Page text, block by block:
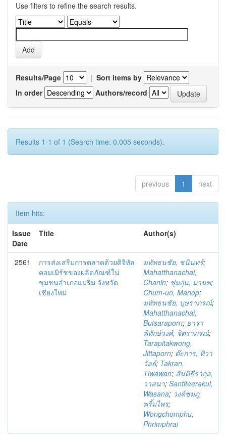
Use filters to refine the search results.
Results/Page | Sort items by
In order
Authors/record
Results 1-1 of 1 (Search time: 0.005 seconds).
previous 1 next
Item hits:
Issue
Date
Title Author(s)
2561
การส่งเสริมการตลาดด้วยดิจิทัล
คอมเมิร์ชของผลิตภัณฑ์ใน่
ชุมชนอำเภอแม่ริม จังหวัด
เชียงใหม่
มหัทธนชัย, ชนินทร์;
Mahatthanachai,
Chanin; ชุ่มอุ่น, มานพ;
Chum-un, Manop;
มหัทธนชัย, บุษราภรณ์;
Mahatthanachai,
Butsaraporn; ธารา
พิทักษ์วงศ์, จิตราภรณ์;
Tarapitakwong,
Jittaporn; ต๊ะการ, ทิวา
วัลย์; Takran,
Tiwawan; สันติธีรากุล,
วาสนา; Santiteerakul,
Wasana; วงค์ชมภู,
พริ้มไพร;
Wongchomphu,
Phrimphrai